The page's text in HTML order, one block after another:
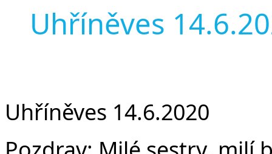
Uhříněves
Uhříněves 14.6.2020